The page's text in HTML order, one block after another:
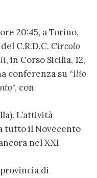
20:45, a Torino,
C.R.D.C. Circolo
, in Corso Sicilia, 12,
conferenza su “Ilio
“, con
L’attività
tutto il Novecento
nel XXI
di